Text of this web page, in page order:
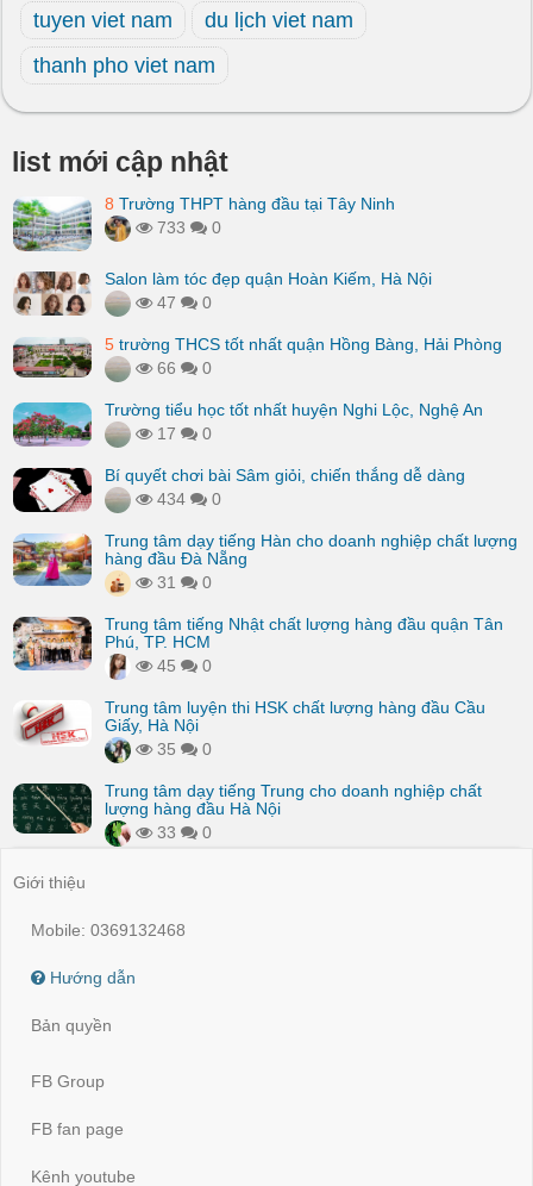
tuyen viet nam
du lịch viet nam
thanh pho viet nam
list mới cập nhật
8 Trường THPT hàng đầu tại Tây Ninh
733
0
Salon làm tóc đẹp quận Hoàn Kiếm, Hà Nội
47
0
5 trường THCS tốt nhất quận Hồng Bàng, Hải Phòng
66
0
Trường tiểu học tốt nhất huyện Nghi Lộc, Nghệ An
17
0
Bí quyết chơi bài Sâm giỏi, chiến thắng dễ dàng
434
0
Trung tâm dạy tiếng Hàn cho doanh nghiệp chất lượng
hàng đầu Đà Nẵng
31
0
Trung tâm tiếng Nhật chất lượng hàng đầu quận Tân
Phú, TP. HCM
45
0
Trung tâm luyện thi HSK chất lượng hàng đầu Cầu
Giấy, Hà Nội
35
0
Trung tâm dạy tiếng Trung cho doanh nghiệp chất
lượng hàng đầu Hà Nội
33
0
Giới thiệu
Mobile: 0369132468
Hướng dẫn
Bản quyền
FB Group
FB fan page
Kênh youtube